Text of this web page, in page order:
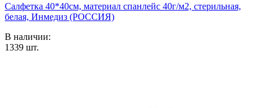
Салфетка 40*40см, материал спанлейс 40г/м2, стерильная,
белая, Инмедиз (РОССИЯ)
В наличии:
1339 шт.